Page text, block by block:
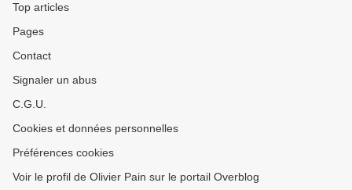
Top articles
Pages
Contact
Signaler un abus
C.G.U.
Cookies et données personnelles
Préférences cookies
Voir le profil de Olivier Pain sur le portail Overblog